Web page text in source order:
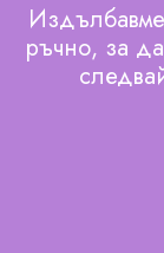
ръчно, за